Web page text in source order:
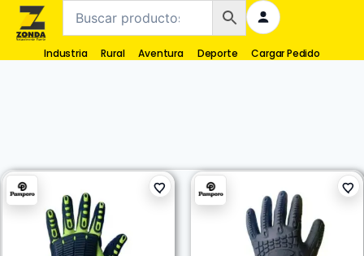
Industria Rural Aventura Deporte Cargar Pedido